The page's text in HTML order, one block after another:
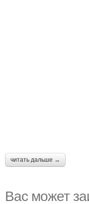
читать дальше →
Вас может